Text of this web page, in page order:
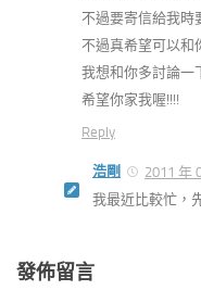
不過要寄信給我時
不過真希望可以和
我想和你多討論一
希望你家我喔!!!!
Reply
浩剛
2011 年
我最近比較忙，
發佈留言